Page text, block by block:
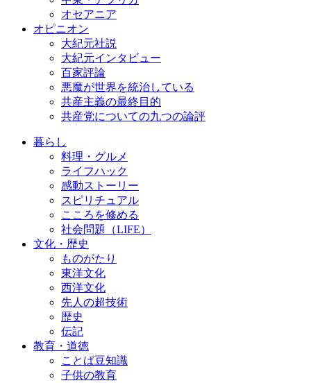
オセアニア
オピニオン
大紀元社説
大紀元インタビュー
百家評論
悪魔が世界を統治している
共産主義の最終目的
共産党についての九つの論評
暮らし
料理・グルメ
ライフハック
感動ストーリー
スピリチュアル
こころを修める
社会問題（LIFE）
文化・歴史
ものがたり
東洋文化
西洋文化
先人の超技術
歴史
伝記
教育・道徳
ことば豆知識
子供の教育